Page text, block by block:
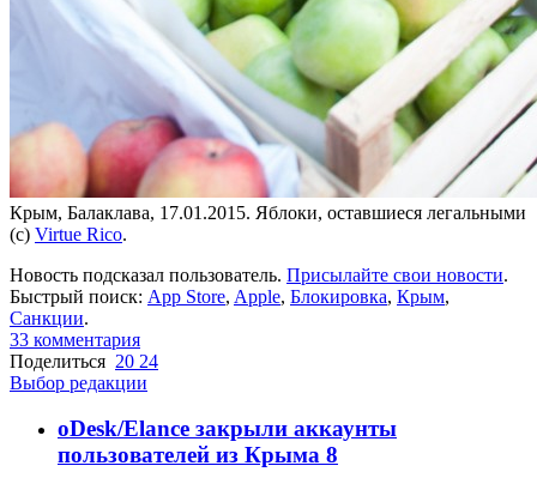
Крым, Балаклава, 17.01.2015. Яблоки, оставшиеся легальными
(с) Virtue Rico.
Новость подсказал пользователь. Присылайте свои новости.
Быстрый поиск: App Store, Apple, Блокировка, Крым,
Санкции.
33 комментария
Поделиться 20 24
Выбор редакции
oDesk/Elance закрыли аккаунты
пользователей из Крыма 8